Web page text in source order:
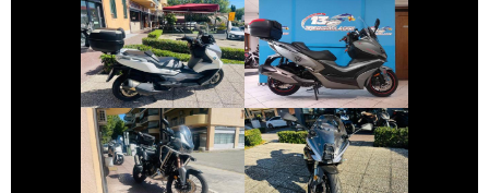
BMW SERIE-C KYMCO XCITING
HONDA AFRICA-
TWIN
€ 12.990 €
BENELLI
TORNADO
€ 6.190 €